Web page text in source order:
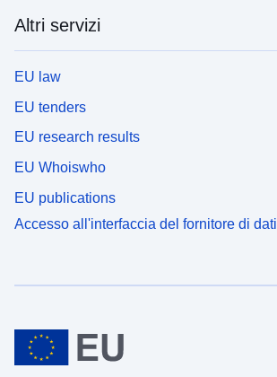
Altri servizi
EU law
EU tenders
EU research results
EU Whoiswho
EU publications
Accesso all'interfaccia del fornitore di dati